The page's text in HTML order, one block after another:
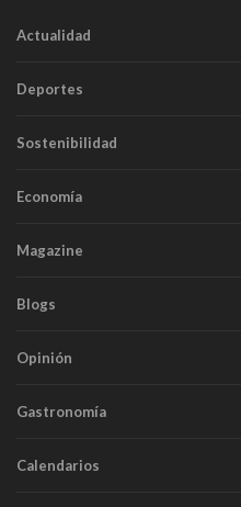
Actualidad
Deportes
Sostenibilidad
Economía
Magazine
Blogs
Opinión
Gastronomía
Calendarios